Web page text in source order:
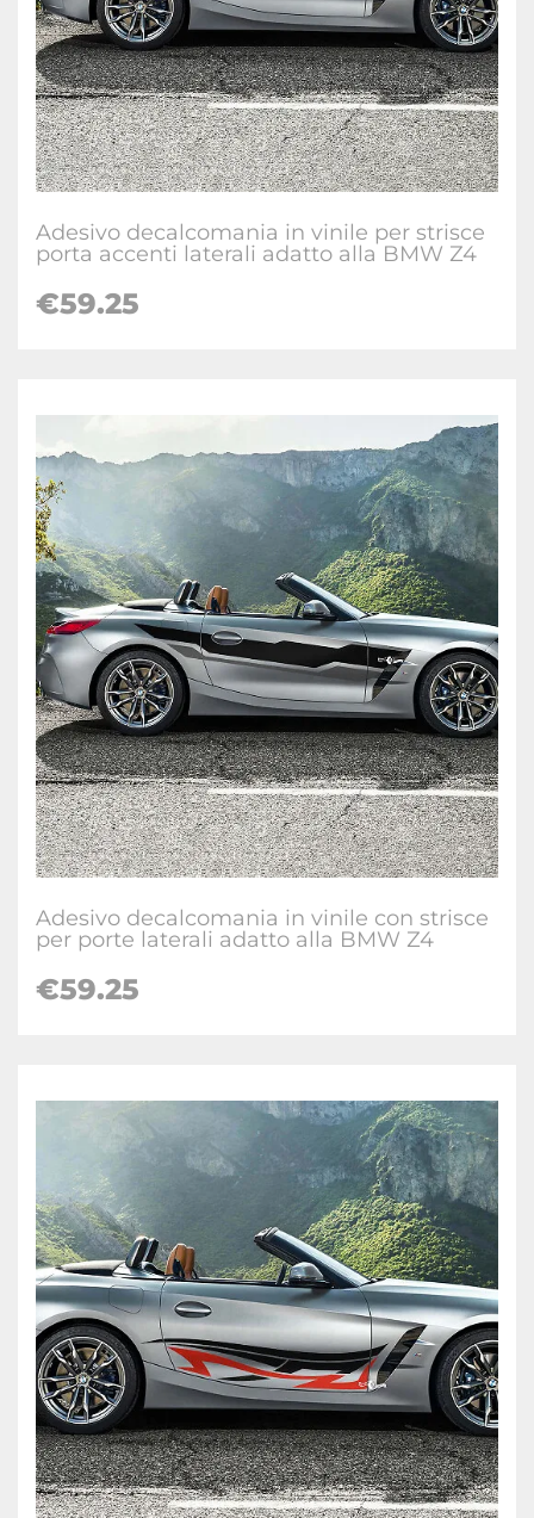
Adesivo decalcomania in vinile per strisce
porta accenti laterali adatto alla BMW Z4
€59.25
Adesivo decalcomania in vinile con strisce
per porte laterali adatto alla BMW Z4
€59.25